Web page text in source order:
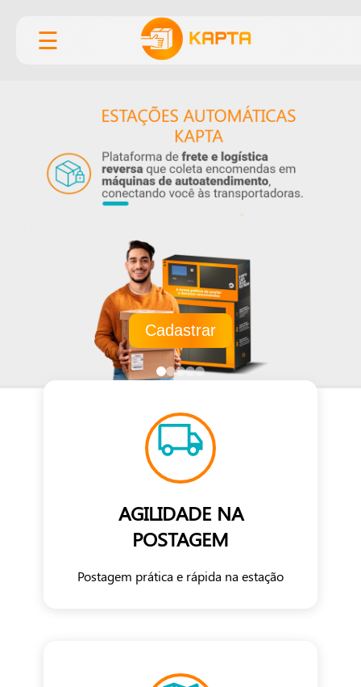
☰
Cadastrar
AGILIDADE NA
POSTAGEM
Postagem prática e rápida na estação